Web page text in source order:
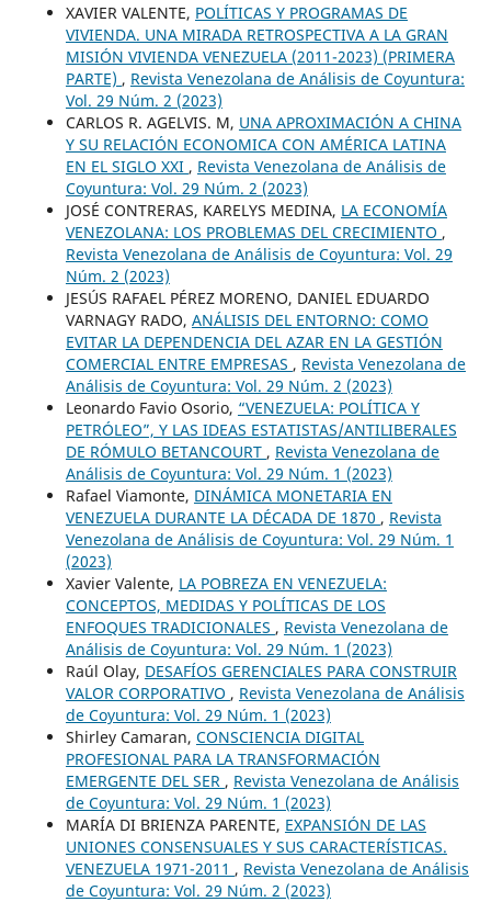
XAVIER VALENTE, POLÍTICAS Y PROGRAMAS DE
VIVIENDA. UNA MIRADA RETROSPECTIVA A LA GRAN
MISIÓN VIVIENDA VENEZUELA (2011-2023) (PRIMERA
PARTE) , Revista Venezolana de Análisis de Coyuntura:
Vol. 29 Núm. 2 (2023)
CARLOS R. AGELVIS. M, UNA APROXIMACIÓN A CHINA
Y SU RELACIÓN ECONOMICA CON AMÉRICA LATINA
EN EL SIGLO XXI , Revista Venezolana de Análisis de
Coyuntura: Vol. 29 Núm. 2 (2023)
JOSÉ CONTRERAS, KARELYS MEDINA, LA ECONOMÍA
VENEZOLANA: LOS PROBLEMAS DEL CRECIMIENTO ,
Revista Venezolana de Análisis de Coyuntura: Vol. 29
Núm. 2 (2023)
JESÚS RAFAEL PÉREZ MORENO, DANIEL EDUARDO
VARNAGY RADO, ANÁLISIS DEL ENTORNO: COMO
EVITAR LA DEPENDENCIA DEL AZAR EN LA GESTIÓN
COMERCIAL ENTRE EMPRESAS , Revista Venezolana de
Análisis de Coyuntura: Vol. 29 Núm. 2 (2023)
Leonardo Favio Osorio, “VENEZUELA: POLÍTICA Y
PETRÓLEO”, Y LAS IDEAS ESTATISTAS/ANTILIBERALES
DE RÓMULO BETANCOURT , Revista Venezolana de
Análisis de Coyuntura: Vol. 29 Núm. 1 (2023)
Rafael Viamonte, DINÁMICA MONETARIA EN
VENEZUELA DURANTE LA DÉCADA DE 1870 , Revista
Venezolana de Análisis de Coyuntura: Vol. 29 Núm. 1
(2023)
Xavier Valente, LA POBREZA EN VENEZUELA:
CONCEPTOS, MEDIDAS Y POLÍTICAS DE LOS
ENFOQUES TRADICIONALES , Revista Venezolana de
Análisis de Coyuntura: Vol. 29 Núm. 1 (2023)
Raúl Olay, DESAFÍOS GERENCIALES PARA CONSTRUIR
VALOR CORPORATIVO , Revista Venezolana de Análisis
de Coyuntura: Vol. 29 Núm. 1 (2023)
Shirley Camaran, CONSCIENCIA DIGITAL
PROFESIONAL PARA LA TRANSFORMACIÓN
EMERGENTE DEL SER , Revista Venezolana de Análisis
de Coyuntura: Vol. 29 Núm. 1 (2023)
MARÍA DI BRIENZA PARENTE, EXPANSIÓN DE LAS
UNIONES CONSENSUALES Y SUS CARACTERÍSTICAS.
VENEZUELA 1971-2011 , Revista Venezolana de Análisis
de Coyuntura: Vol. 29 Núm. 2 (2023)